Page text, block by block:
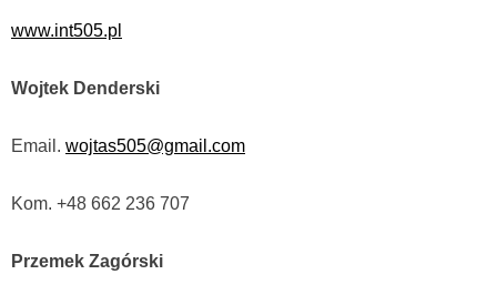
www.int505.pl
Wojtek Denderski
Email. wojtas505@gmail.com
Kom. +48 662 236 707
Przemek Zagórski